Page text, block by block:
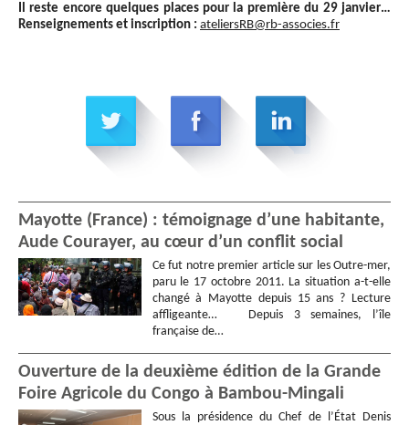
Il reste encore quelques places pour la première du 29 janvier…
Renseignements et inscription : ateliersRB@rb-associes.fr
Mayotte (France) : témoignage d’une habitante,
Aude Courayer, au cœur d’un conflit social
Ce fut notre premier article sur les Outre-mer,
paru le 17 octobre 2011. La situation a-t-elle
changé à Mayotte depuis 15 ans ? Lecture
affligeante… Depuis 3 semaines, l’île
française de…
Ouverture de la deuxième édition de la Grande
Foire Agricole du Congo à Bambou-Mingali
Sous la présidence du Chef de l’État Denis